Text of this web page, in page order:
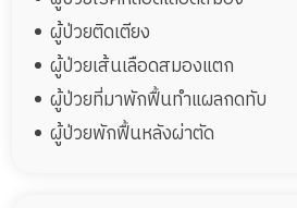
ผู้ป่วยติดเตียง
ผู้ป่วยเส้นเลือดสมองแตก
ผู้ป่วยที่มาพักฟื้นทำแผลกดทับ
ผู้ป่วยพักฟื้นหลังผ่าตัด